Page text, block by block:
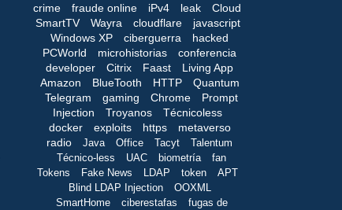
crime
fraude online iPv4 leak
Cloud
SmartTV
Wayra cloudflare
javascript
Windows XP
ciberguerra
hacked
PCWorld
microhistorias
conferencia
developer
Citrix Faast
Living App
Amazon
BlueTooth HTTP
Quantum
Telegram
gaming Chrome
Prompt
Injection
Troyanos
Técnicoless
docker
exploits https
metaverso
radio
Java Office Tacyt
Talentum
Técnico-less
UAC biometría
fan
Tokens
Fake News LDAP token
APT
Blind LDAP Injection
OOXML
SmartHome
ciberestafas
fugas de